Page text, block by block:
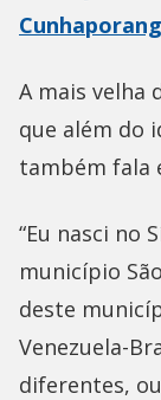
A mais velha
que além do
também fala
“Eu nasci no
município
deste
Venezuela-
diferentes,